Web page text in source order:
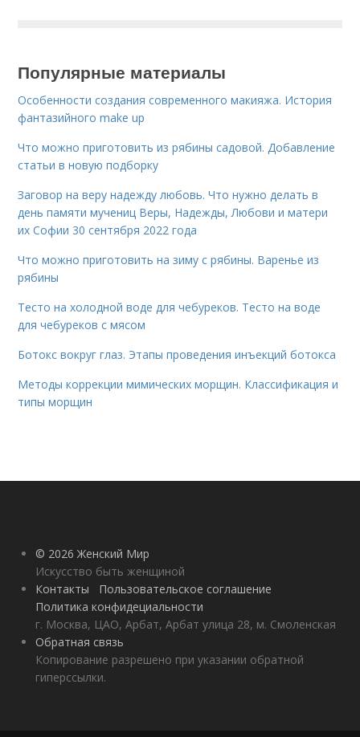
Популярные материалы
Особенности создания современного макияжа. История
фантазийного make up
Что можно приготовить из рябины садовой. Добавление
статьи в новую подборку
Заговор на веру надежду любовь. Что нужно делать в
день памяти мучениц Веры, Надежды, Любови и матери
их Софии 30 сентября 2022 года
Что можно приготовить на зиму с рябины. Варенье из
рябины
Тесто на холодной воде для чебуреков. Тесто на воде
для чебуреков с мясом
Ботокс вокруг глаз. Этапы проведения инъекций ботокса
Методы коррекции мимических морщин. Классификация и
типы морщин
© 2026 Женский Мир
Искусство быть женщиной
Контакты
Пользовательское соглашение
Политика конфидециальности
г. Москва, ЦАО, Арбат, Арбат улица 28, м. Смоленская
Обратная связь
Копирование разрешено при указании обратной
гиперссылки.